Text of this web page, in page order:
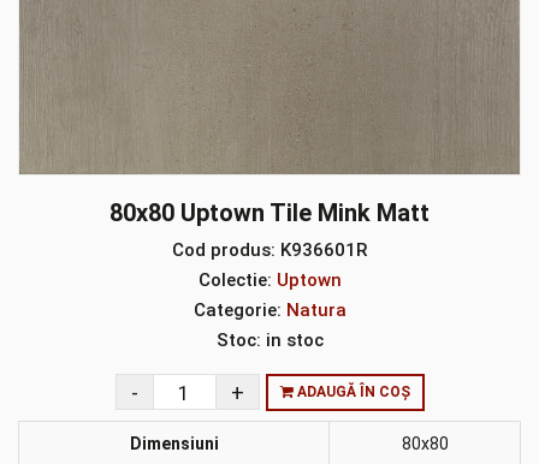
80x80 Uptown Tile Mink Matt
Cod produs: K936601R
Colectie: Uptown
Categorie: Natura
Stoc: in stoc
ADAUGĂ ÎN COȘ
Dimensiuni 80x80